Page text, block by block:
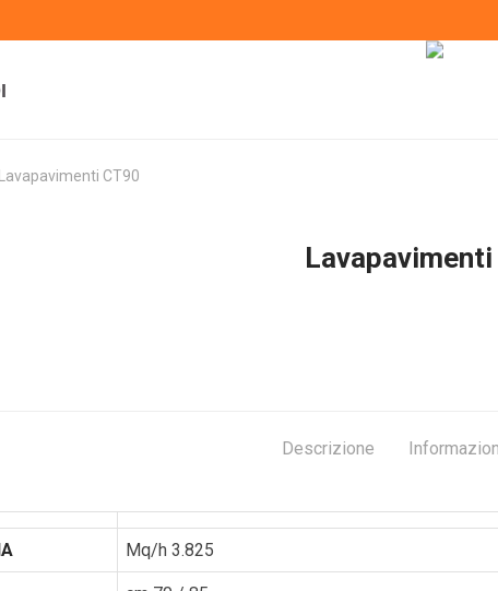
Lavapavimenti CT90
Lavapavimenti
Descrizione
Mq/h 3.825